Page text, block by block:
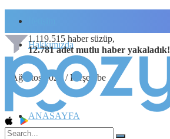
Hakkımızda
6 Ağustos 2026 / Perşembe
1.119.515 haber süzüp,
12.781 adet mutlu haber yakaladık!
ANASAYFA